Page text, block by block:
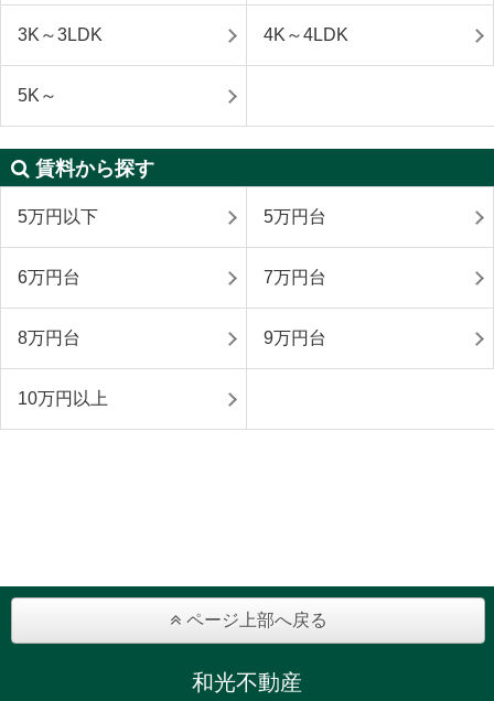
3K～3LDK 4K～4LDK
5K～
賃料から探す
5万円以下 5万円台
6万円台 7万円台
8万円台 9万円台
10万円以上
ページ上部へ戻る
和光不動産